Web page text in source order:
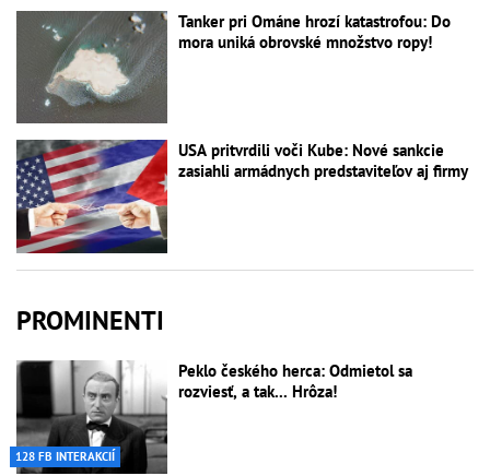
Tanker pri Ománe hrozí katastrofou: Do
mora uniká obrovské množstvo ropy!
USA pritvrdili voči Kube: Nové sankcie
zasiahli armádnych predstaviteľov aj firmy
PROMINENTI
128 FB INTERAKCIÍ
Peklo českého herca: Odmietol sa
rozviesť, a tak... Hrôza!